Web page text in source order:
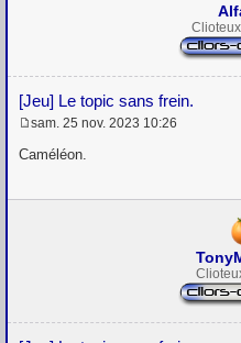
[Jeu] Le topic sans frein.
e
a
sam. 25 nov. 2023 10:26
Caméléon.